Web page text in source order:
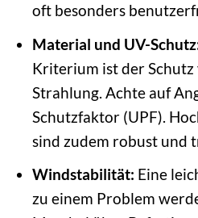
oft besonders
Material und UV-
Kriterium ist der
Strahlung. Achte auf
Schutzfaktor (UPF).
sind zudem robust und
Windstabilität: Eine
zu einem Problem